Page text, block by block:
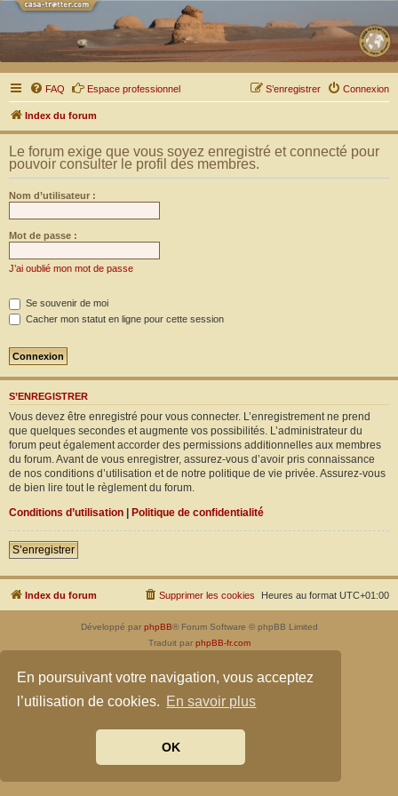
En poursuivant votre navigation, vous acceptez
l’utilisation de cookies. En savoir plus
OK
FAQ Espace professionnel Connexion
S’enregistrer
Index du forum
Le forum exige que vous soyez enregistré et connecté pour
pouvoir consulter le profil des membres.
Nom d’utilisateur :
Mot de passe :
J’ai oublié mon mot de passe
Se souvenir de moi
Cacher mon statut en ligne pour cette session
S’ENREGISTRER
Vous devez être enregistré pour vous connecter. L’enregistrement ne prend
que quelques secondes et augmente vos possibilités. L’administrateur du
forum peut également accorder des permissions additionnelles aux membres
du forum. Avant de vous enregistrer, assurez-vous d’avoir pris connaissance
de nos conditions d’utilisation et de notre politique de vie privée. Assurez-vous
de bien lire tout le règlement du forum.
Conditions d’utilisation | Politique de confidentialité
S’enregistrer
Index du forum Heures au format UTC+01:00
Supprimer les cookies
Développé par phpBB® Forum Software © phpBB Limited
Traduit par phpBB-fr.com